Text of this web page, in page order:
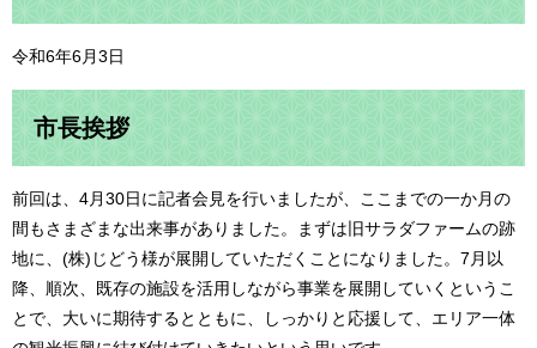
令和6年6月3日
市長挨拶
前回は、4月30日に記者会見を行いましたが、ここまでの一か月の
間もさまざまな出来事がありました。まずは旧サラダファームの跡
地に、(株)じどう様が展開していただくことになりました。7月以
降、順次、既存の施設を活用しながら事業を展開していくというこ
とで、大いに期待するとともに、しっかりと応援して、エリア一体